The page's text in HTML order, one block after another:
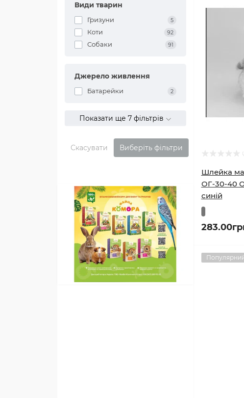
Види тварин
Гризуни 5
Коти 92
Собаки 91
Джерело живлення
Батарейки 2
Показати ще 7 фільтрів
Скасувати Виберіть фільтри
Шлейка
ОГ-30-40
синій